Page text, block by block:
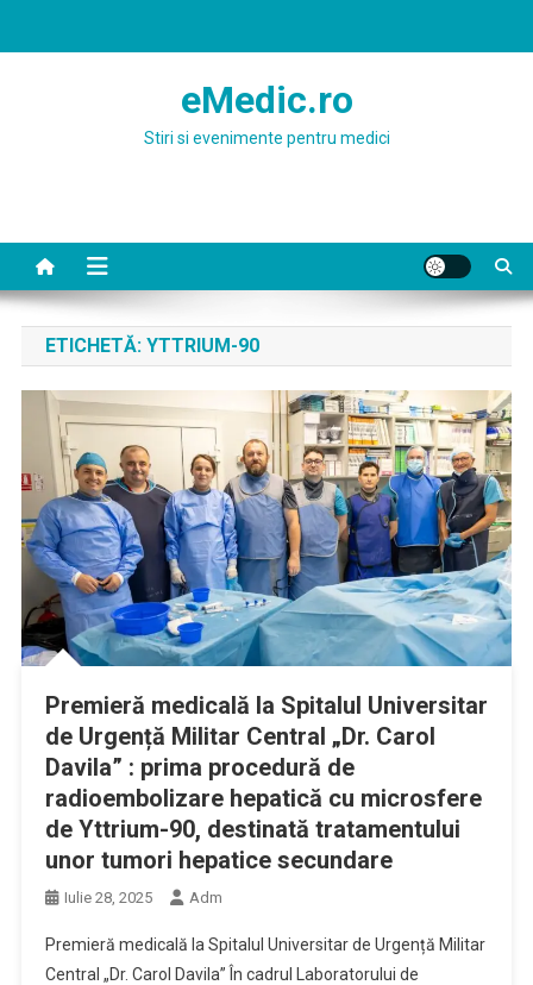
eMedic.ro
Stiri si evenimente pentru medici
ETICHETĂ: YTTRIUM-90
Premieră medicală la Spitalul Universitar
de Urgență Militar Central „Dr. Carol
Davila” : prima procedură de
radioembolizare hepatică cu microsfere
de Yttrium-90, destinată tratamentului
unor tumori hepatice secundare
Iulie 28, 2025 Adm
Premieră medicală la Spitalul Universitar de Urgență Militar
Central „Dr. Carol Davila” În cadrul Laboratorului de